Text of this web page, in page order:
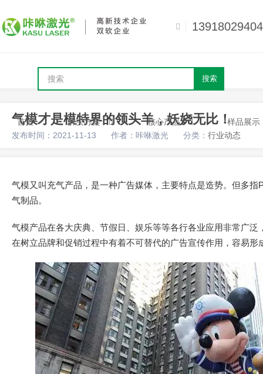
13918029404
搜索
首页 解决方案 核心产品 样品展示
气模才是模特界的领头羊，妖娆无比！
发布时间：2021-11-13 作者：咔咻激光 分类： 行业动态
气模又叫充气产品，是一种广告媒体，主要特点是造势。但多
气制品。
气模产品在各大庆典、节假日、娱乐等等各行各业应用非常广
在树立品牌和促销过程中有着不可替代的广告宣传作用，容易形